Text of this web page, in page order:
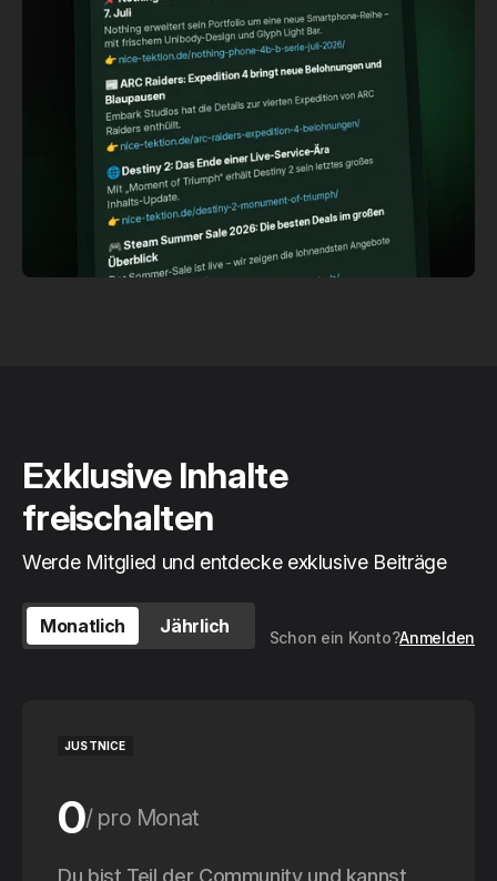
Exklusive Inhalte
freischalten
Werde Mitglied und entdecke exklusive Beiträge
Monatlich Jährlich
Schon ein Konto?Anmelden
JUSTNICE
0 pro Monat
Du bist Teil der Community und kannst